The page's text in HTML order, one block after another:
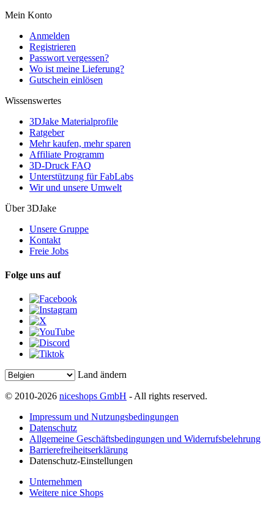
Mein Konto
Anmelden
Registrieren
Passwort vergessen?
Wo ist meine Lieferung?
Gutschein einlösen
Wissenswertes
3DJake Materialprofile
Ratgeber
Mehr kaufen, mehr sparen
Affiliate Programm
3D-Druck FAQ
Unterstützung für FabLabs
Wir und unsere Umwelt
Über 3DJake
Unsere Gruppe
Kontakt
Freie Jobs
Folge uns auf
Land ändern
© 2010-2026 niceshops GmbH - All rights reserved.
Impressum und Nutzungsbedingungen
Datenschutz
Allgemeine Geschäftsbedingungen und Widerrufsbelehrung
Barrierefreiheitserklärung
Datenschutz-Einstellungen
Unternehmen
Weitere nice Shops